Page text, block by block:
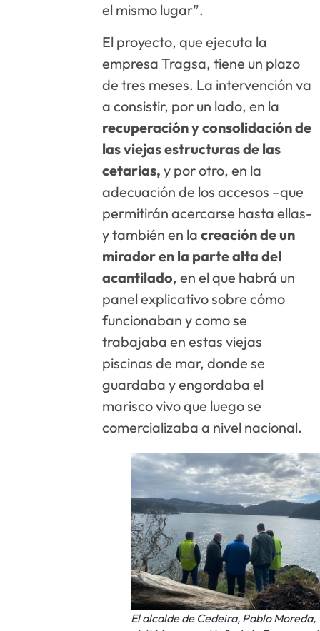
el mismo lugar”.
El proyecto, que ejecuta la
empresa Tragsa, tiene un plazo
de tres meses. La intervención va
a consistir, por un lado, en la
recuperación y consolidación de
las viejas estructuras de las
cetarias, y por otro, en la
adecuación de los accesos –que
permitirán acercarse hasta ellas-
y también en lacreación de un
mirador en la parte alta del
acantilado, en el que habrá un
panel explicativo sobre cómo
funcionaban y como se
trabajaba en estas viejas
piscinas de mar, donde se
guardaba y engordaba el
marisco vivo que luego se
comercializaba a nivel nacional.
El alcalde de Cedeira, Pablo Moreda,